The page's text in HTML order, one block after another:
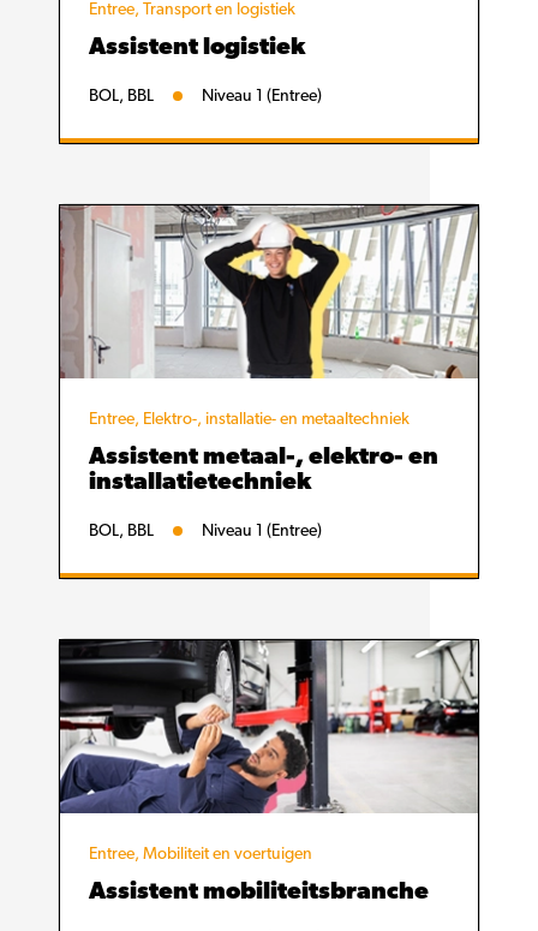
Entree, Transport en logistiek
Assistent logistiek
BOL, BBL Niveau 1 (Entree)
Entree, Elektro-, installatie- en metaaltechniek
Assistent metaal-, elektro- en
installatietechniek
BOL, BBL Niveau 1 (Entree)
Entree, Mobiliteit en voertuigen
Assistent mobiliteitsbranche